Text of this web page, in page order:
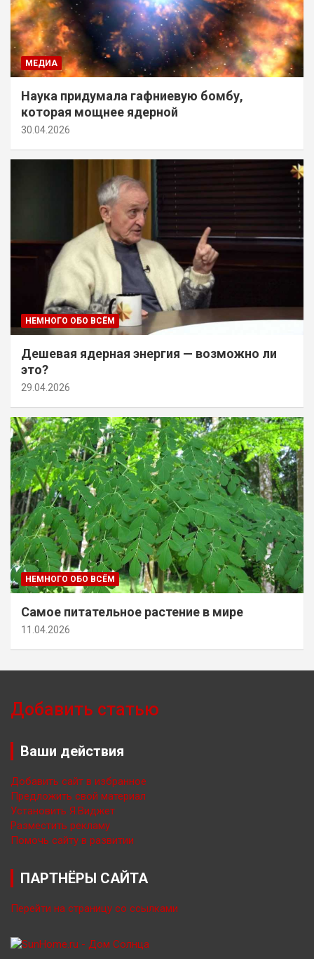
МЕДИА
Наука придумала гафниевую бомбу,
которая мощнее ядерной
30.04.2026
НЕМНОГО ОБО ВСЁМ
Дешевая ядерная энергия — возможно ли
это?
29.04.2026
НЕМНОГО ОБО ВСЁМ
Самое питательное растение в мире
11.04.2026
Добавить статью
Ваши действия
Добавить сайт в избранное
Предложить свой материал
Установить Я.Виджет
Разместить рекламу
Помочь сайту в развитии
ПАРТНЁРЫ САЙТА
Перейти на страницу со ссылками